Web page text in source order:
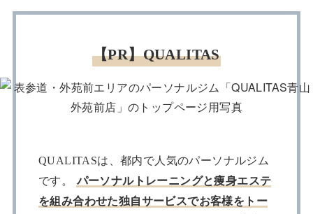
【PR】QUALITAS
QUALITASは、都内で人気のパーソナルジム
です。 パーソナルトレーニングと痩身エステ
を組み合わせた独自サービスでお客様をトー